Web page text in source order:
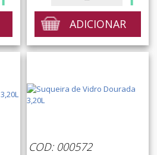
ADICIONAR
COD: 000572